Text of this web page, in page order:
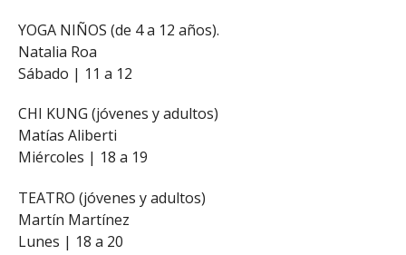
YOGA NIÑOS (de 4 a 12 años).
Natalia Roa
Sábado | 11 a 12
CHI KUNG (jóvenes y adultos)
Matías Aliberti
Miércoles | 18 a 19
TEATRO (jóvenes y adultos)
Martín Martínez
Lunes | 18 a 20